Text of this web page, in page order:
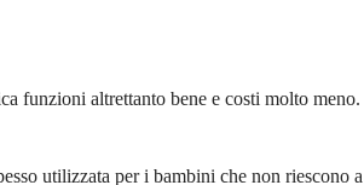
funzioni altrettanto bene e costi molto
utilizzata per i bambini che non riescono